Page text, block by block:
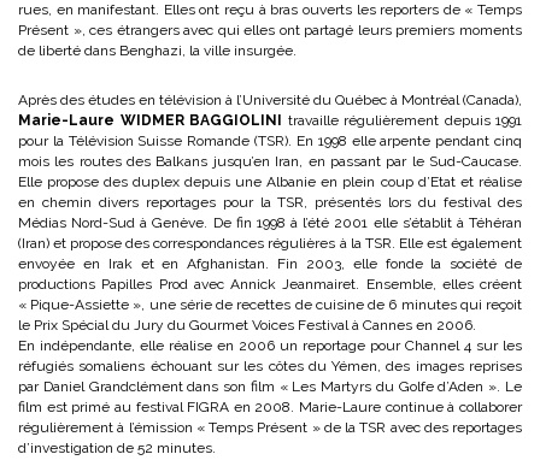
rues, en manifestant. Elles ont reçu à bras ouverts les reporters de « Temps
Présent », ces étrangers avec qui elles ont partagé leurs premiers moments
de liberté dans Benghazi, la ville insurgée.
Après des études en télévision à l’Université du Québec à Montréal (Canada),
Marie-Laure WIDMER BAGGIOLINI
travaille régulièrement depuis 1991
pour la Télévision Suisse Romande (TSR). En 1998 elle arpente pendant cinq
mois les routes des Balkans jusqu’en Iran, en passant par le Sud-Caucase.
Elle propose des duplex depuis une Albanie en plein coup d’Etat et réalise
en chemin divers reportages pour la TSR, présentés lors du festival des
Médias Nord-Sud à Genève. De fin 1998 à l’été 2001 elle s’établit à Téhéran
(Iran) et propose des correspondances régulières à la TSR. Elle est également
envoyée en Irak et en Afghanistan. Fin 2003, elle fonde la société de
productions Papilles Prod avec Annick Jeanmairet. Ensemble, elles créent
« Pique-Assiette », une série de recettes de cuisine de 6 minutes qui reçoit
le Prix Spécial du Jury du Gourmet Voices Festival à Cannes en 2006.
En indépendante, elle réalise en 2006 un reportage pour Channel 4 sur les
réfugiés somaliens échouant sur les côtes du Yémen, des images reprises
par Daniel Grandclément dans son film « Les Martyrs du Golfe d’Aden ». Le
film est primé au festival FIGRA en 2008. Marie-Laure continue à collaborer
régulièrement à l’émission « Temps Présent » de la TSR avec des reportages
d’investigation de 52 minutes.